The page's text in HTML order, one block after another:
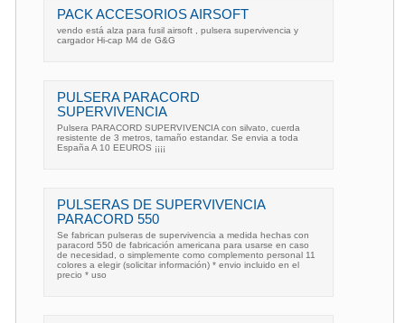
PACK ACCESORIOS AIRSOFT
vendo está alza para fusil airsoft , pulsera supervivencia y
cargador Hi-cap M4 de G&G
PULSERA PARACORD
SUPERVIVENCIA
Pulsera PARACORD SUPERVIVENCIA con silvato, cuerda
resistente de 3 metros, tamaño estandar. Se envia a toda
España A 10 EEUROS ¡¡¡¡
PULSERAS DE SUPERVIVENCIA
PARACORD 550
Se fabrican pulseras de supervivencia a medida hechas con
paracord 550 de fabricación americana para usarse en caso
de necesidad, o simplemente como complemento personal 11
colores a elegir (solicitar información) * envio incluido en el
precio * uso